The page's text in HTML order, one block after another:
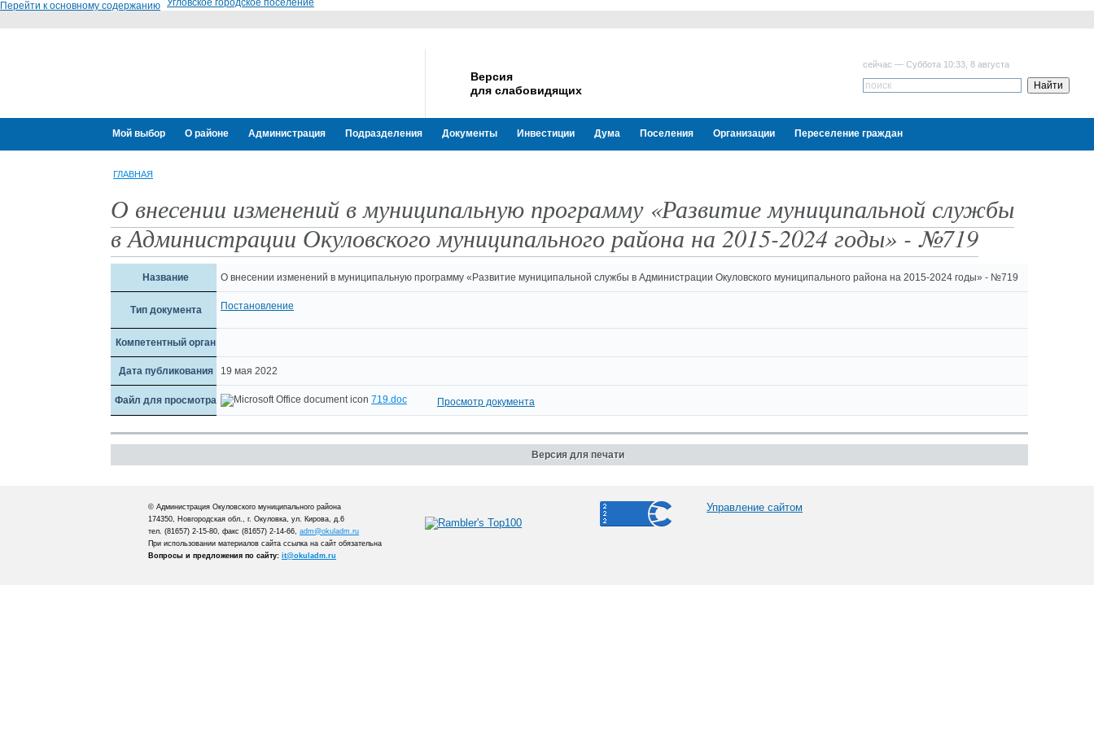
Перейти к основному содержанию Угловское городское поселение
Версия
для слабовидящих
сейчас — Суббота 10:33, 8 августа
Мой выбор О районе Администрация Подразделения Документы Инвестиции Дума Поселения Организации Переселение граждан
ГЛАВНАЯ
О внесении изменений в муниципальную программу «Развитие муниципальной службы
в Администрации Окуловского муниципального района на 2015-2024 годы» - №719
Название О внесении изменений в муниципальную программу «Развитие муниципальной службы в Администрации Окуловского муниципального района на 2015-2024 годы» - №719
Тип документа Постановление
Компетентный орган
Дата публикования 19 мая 2022
Файл для просмотра 719.doc Просмотр документа
Версия для печати
© Администрация Окуловского муниципального района
174350, Новгородская обл., г. Окуловка, ул. Кирова, д.6
тел. (81657) 2-15-80, факс (81657) 2-14-66, adm@okuladm.ru
При использовании материалов сайта ссылка на сайт обязательна
Вопросы и предложения по сайту: it@okuladm.ru
Управление сайтом